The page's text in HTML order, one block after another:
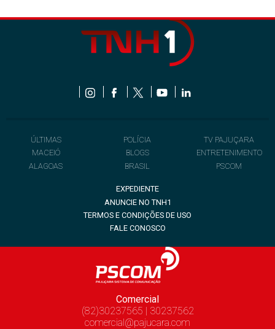
ÚLTIMAS
MACEIÓ
ALAGOAS
POLÍCIA
BLOGS
BRASIL
TV PAJUÇARA
ENTRETENIMENTO
PSCOM
EXPEDIENTE
ANUNCIE NO TNH1
TERMOS E CONDIÇÕES DE USO
FALE CONOSCO
Comercial
(82)30237565 | 30237562
comercial@pajucara.com